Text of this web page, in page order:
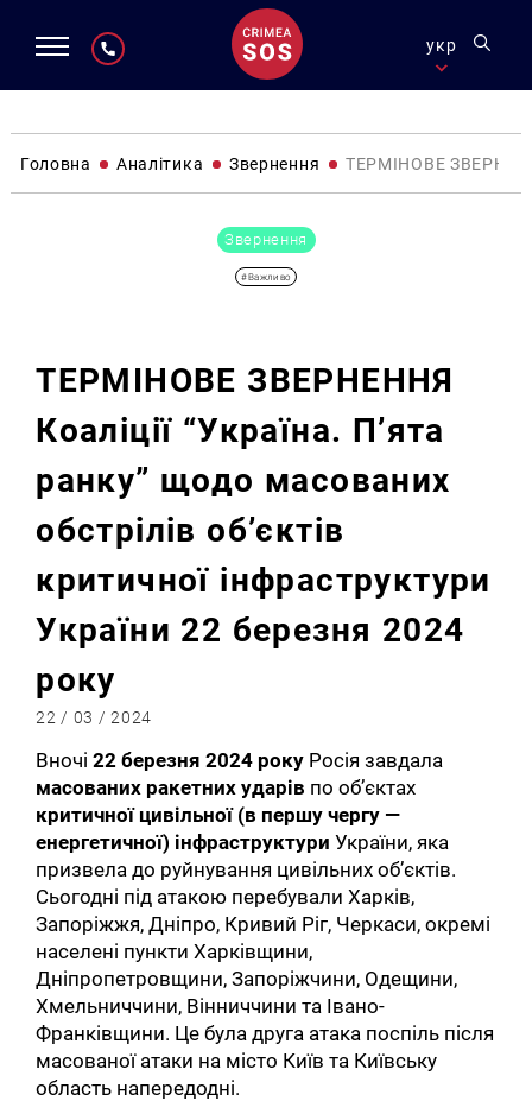
укр
Головна Аналітика Звернення ТЕРМІНОВЕ
Звернення
#Важливо
ТЕРМІНОВЕ ЗВЕРНЕННЯ
Коаліції “Україна. П’ята
ранку” щодо масованих
обстрілів об’єктів
критичної інфраструктури
України 22 березня 2024
року
22 / 03 / 2024
Вночі22 березня 2024 року Росія завдала
масованих ракетних ударів по об’єктах
критичної цивільної (в першу чергу —
енергетичної) інфраструктури України, яка
призвела до руйнування цивільних об’єктів.
Сьогодні під атакою перебували Харків,
Запоріжжя, Дніпро, Кривий Ріг, Черкаси, окремі
населені пункти Харківщини,
Дніпропетровщини, Запоріжчини, Одещини,
Хмельниччини, Вінниччини та Івано-
Франківщини. Це була друга атака поспіль після
масованої атаки на місто Київ та Київську
область напередодні.